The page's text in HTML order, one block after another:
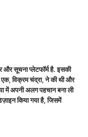
और सूचना प्लेटफॉर्म है. इसकी
विक्रम चंद्रा, ने की थी और
में अपनी अलग पहचान बना ली
किया गया है, जिसमें